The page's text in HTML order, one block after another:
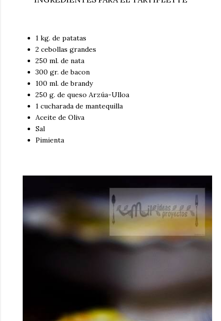
1 kg. de patatas
2 cebollas grandes
250 ml. de nata
300 gr. de bacon
100 ml. de brandy
250 g. de queso Arzúa-Ulloa
1 cucharada de mantequilla
Aceite de Oliva
Sal
Pimienta